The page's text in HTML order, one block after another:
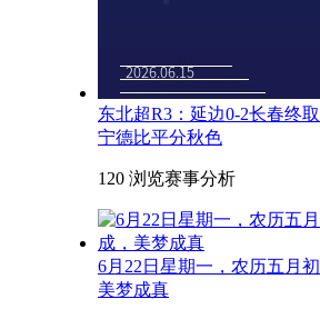
东北超R3：延边0-2长春终
宁德比平分秋色
120 浏览赛事分析
6月22日星期一，农历五月
美梦成真